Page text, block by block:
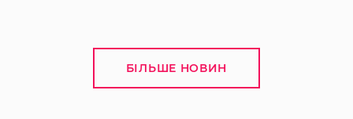
БІЛЬШЕ НОВИН